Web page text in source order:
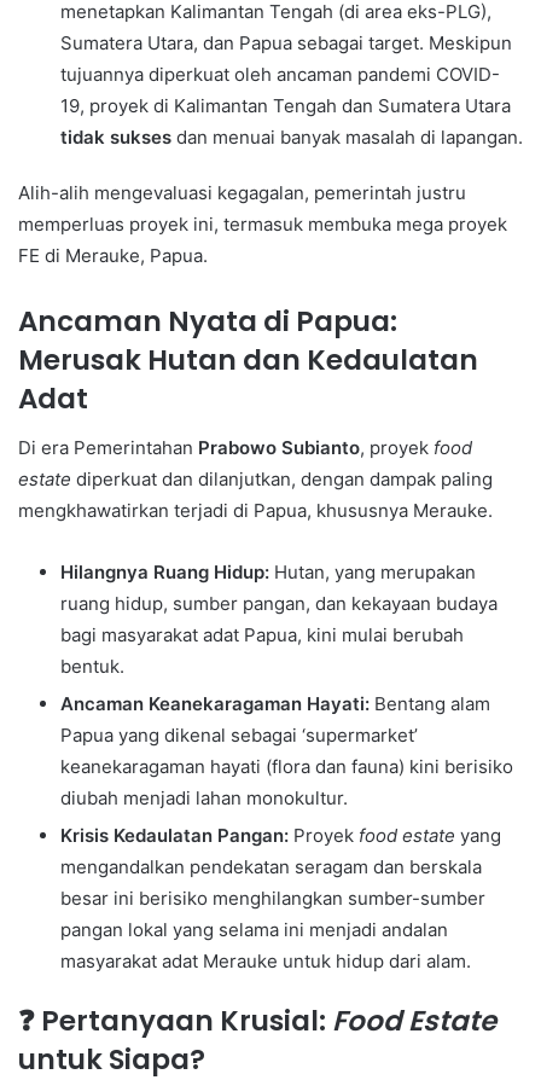
menetapkan Kalimantan Tengah (di area eks-PLG),
Sumatera Utara, dan Papua sebagai target. Meskipun
tujuannya diperkuat oleh ancaman pandemi COVID-
19, proyek di Kalimantan Tengah dan Sumatera Utara
tidak sukses dan menuai banyak masalah di lapangan.
Alih-alih mengevaluasi kegagalan, pemerintah justru
memperluas proyek ini, termasuk membuka mega proyek
FE di Merauke, Papua.
Ancaman Nyata di Papua:
Merusak Hutan dan Kedaulatan
Adat
Di era Pemerintahan Prabowo Subianto, proyek food
estate diperkuat dan dilanjutkan, dengan dampak paling
mengkhawatirkan terjadi di Papua, khususnya Merauke.
Hilangnya Ruang Hidup: Hutan, yang merupakan
ruang hidup, sumber pangan, dan kekayaan budaya
bagi masyarakat adat Papua, kini mulai berubah
bentuk.
Ancaman Keanekaragaman Hayati: Bentang alam
Papua yang dikenal sebagai ‘supermarket’
keanekaragaman hayati (flora dan fauna) kini berisiko
diubah menjadi lahan monokultur.
Krisis Kedaulatan Pangan: Proyek food estate yang
mengandalkan pendekatan seragam dan berskala
besar ini berisiko menghilangkan sumber-sumber
pangan lokal yang selama ini menjadi andalan
masyarakat adat Merauke untuk hidup dari alam.
❓ Pertanyaan Krusial: Food Estate
untuk Siapa?